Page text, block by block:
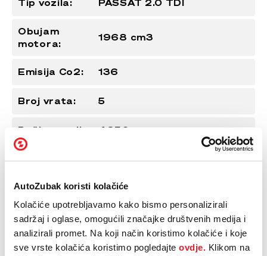
AutoZubak koristi kolačiće
Kolačiće upotrebljavamo kako bismo personalizirali
sadržaj i oglase, omogućili značajke društvenih medija i
analizirali promet. Na koji način koristimo kolačiće i koje
sve vrste kolačića koristimo pogledajte ovdje. Klikom na
Tip vozila: PASSAT 2.0 TDI
Obujam
motora:
1968 cm3
Emisija Co2: 136
Broj vrata: 5
Dužina vozila: 4850mm
Euro norma: 6
Oblik
karoserije:
Vrsta
mjenjača:
Automatski